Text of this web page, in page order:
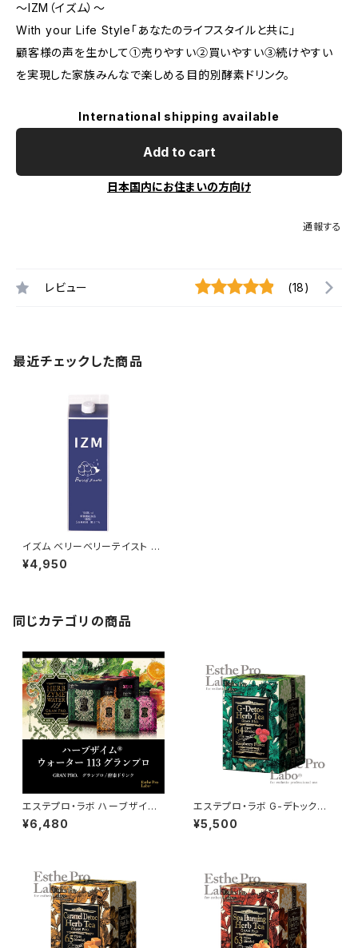
～IZM（イズム）～
With your Life Style「あなたのライフスタイルと共に」​
顧客様の声を生かして①売りやすい②買いやすい③続けやすい
を実現した家族みんなで楽しめる目的別酵素ドリンク。
International shipping available
Add to cart
日本国内にお住まいの方向け
通報する
レビュー (18)
最近チェックした商品
イズム ベリーベリーテイスト 10
00ml
¥4,950
同じカテゴリの商品
エステプロ・ラボ ハーブザイム
ウォーター113グランプロ 40ｍl
¥6,480
エステプロ・ラボ G-デトックハ
ーブティーグランプロ 30包
¥5,500